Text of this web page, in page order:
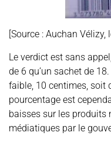
[Source : Auchan Vélizy,
Le verdict est sans
de 6 qu’un sachet de
faible, 10 centimes, soit
pourcentage est
baisses sur les produits
médiatiques par le